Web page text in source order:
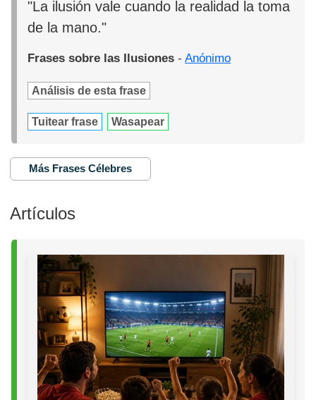
"La ilusión vale cuando la realidad la toma
de la mano."
Frases sobre las Ilusiones -Anónimo
Análisis de esta frase
Tuitear frase Wasapear
Más Frases Célebres
Artículos